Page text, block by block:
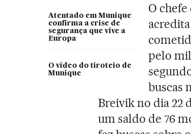
Atentado em Munique
confirma a crise de
segurança que vive a
Europa
O vídeo do tiroteio de
Munique
O
pelo
buscas
Breivik no dia 22
um saldo de 76